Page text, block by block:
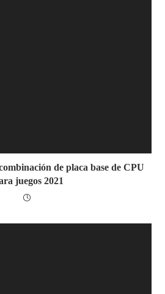
de placa base de CPU
juegos 2021